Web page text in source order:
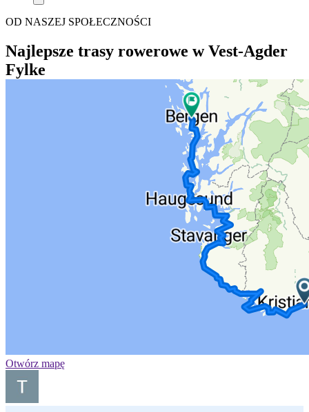
OD NASZEJ SPOŁECZNOŚCI
Najlepsze trasy rowerowe w Vest-Agder
Fylke
Otwórz mapę